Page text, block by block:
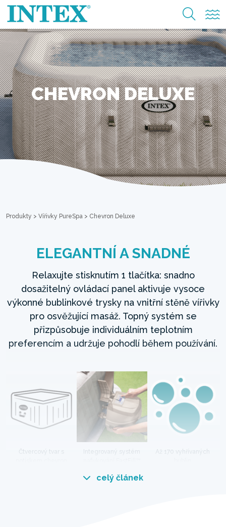
CHEVRON DELUXE
Produkty > Vířivky PureSpa > Chevron Deluxe
ELEGANTNÍ A SNADNÉ
Relaxujte stisknutím 1 tlačítka: snadno
dosažitelný ovládací panel aktivuje vysoce
výkonné bublinkové trysky na vnitřní stěně vířivky
pro osvěžující masáž. Topný systém se
přizpůsobuje individuálním teplotním
preferencím a udržuje pohodlí během používání.
Čtvercový tvar s
Integrovaný systém
Až 170 vyhřívaných
celý článek